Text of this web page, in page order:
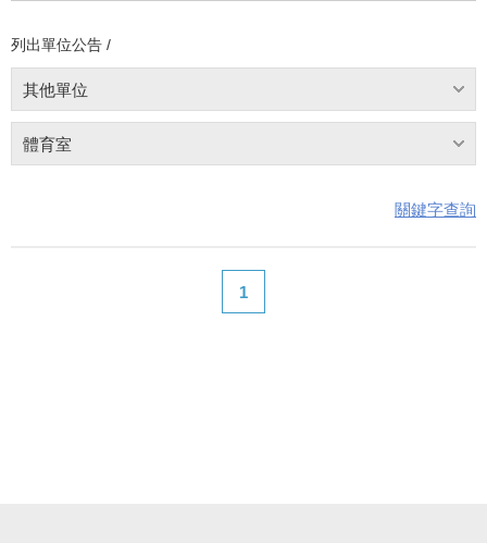
列出單位公告 /
其他單位
體育室
關鍵字查詢
1